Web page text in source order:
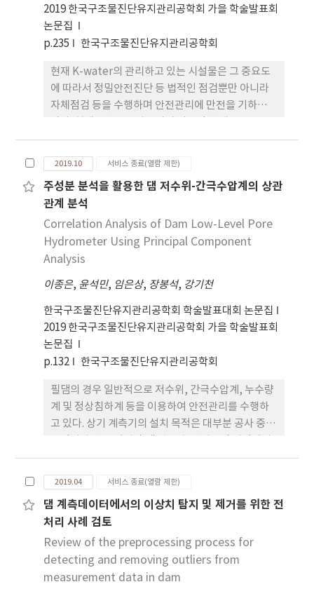
2019 한국구조물진단유지관리공학회 가을 학술발표회
논문집
p.235
한국구조물진단유지관리공학회
현재 K-water의 관리하고 있는 시설물은 그 중요도
에 따라서 정밀안전진단 등 법적인 점검뿐만 아니라
자체점검 등을 수행하며 안전관리에 만전을 기하고
사를 위한 인력잠수에 의존하고 있어 인명사고 위험
및 조사범위의 한계 등의 문제점을 안고 있다. 미국,
일본 등의 해외에서는 이러한 문제점을 극복하기 위
해 수중 ROV를 이용한 수중조사 및 점검 기술의 도입
을 적극적으로 추진하고 있으며 K-water에서도 수
중 ROV를 활용한 댐체 및 보 구조물에 대한 수중점검
기술을 도입하고자 연구를 현재 수행 중에 있다.
2019.10 서비스 종료(열람 제한)
주성분 분석을 활용한 댐 저수위-간극수압계의 상관
관계 분석
Correlation Analysis of Dam Low-Level Pore
Hydrometer Using Principal Component
Analysis
이종은, 윤석민, 임은상, 장봉석, 강기천
한국구조물진단유지관리공학회 학술발표대회 논문집
2019 한국구조물진단유지관리공학회 가을 학술발표회
논문집
p.132
한국구조물진단유지관리공학회
필댐의 경우 일반적으로 저수위, 간극수압계, 누수량
계 및 정상침하계 등을 이용하여 안전관리를 수행하
고 있다. 상기 계측기의 설치 목적은 대부분 공사 중
는 주로 계측기의 경시변화만 분석하여 그 활용도가
저하되었다. 따라서 본 연구로 주성분 분석을 통해 저
수위-간극수압계의 상관성은 높은 것으로 나타났고
간극수압계 그룹 내에서의 상호 상관관계로부터 그룹
내 계측기들이 상호대체 될 수 있는 것으로 판단된다.
또한 향후 미계측 값의 추정 및 이상값 제거를 위한 유
용한 정보로 활용할 수 있을 것으로 판단된다.
2019.04 서비스 종료(열람 제한)
댐 계측데이터에서의 이상치 탐지 및 제거를 위한 전
처리 사례 검토
Review of the preprocessing process for
detecting and removing outliers from
measurement data in dam